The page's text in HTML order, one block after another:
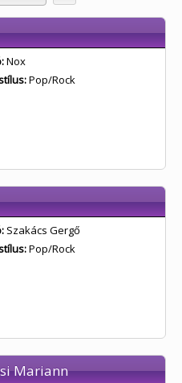
Nox
Pop/Rock
Szakács Gergő
Pop/Rock
Mariann